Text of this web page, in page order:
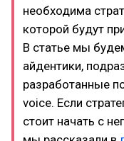
необходима
которой будут
В статье мы
айдентики,
разработанные
voice. Если
стоит начать с